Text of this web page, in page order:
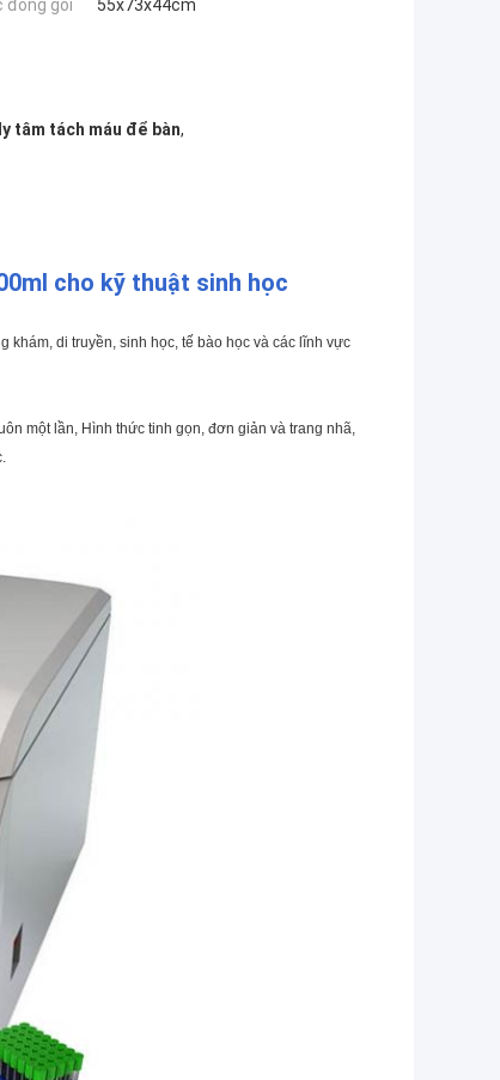
đóng gói
55x73x44cm
tâm tách máu để bàn,
cho kỹ thuật sinh học
khám, di truyền, sinh học, tế bào học và các lĩnh vực
một lần, Hình thức tinh gọn, đơn giản và trang nhã,